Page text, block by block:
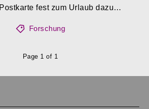
fest zum Urlaub dazu…
Forschung
Page 1 of 1